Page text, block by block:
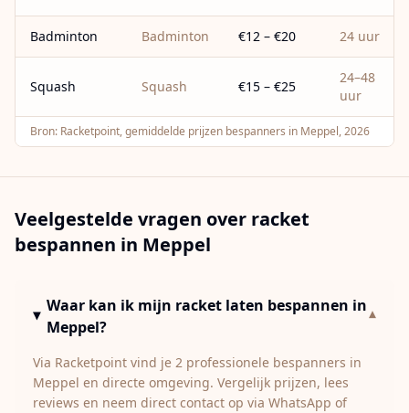
Badminton Badminton €12 – €20 24 uur
Squash Squash €15 – €25
24–48
uur
Bron: Racketpoint, gemiddelde prijzen bespanners in Meppel, 2026
Veelgestelde vragen over racket
bespannen in Meppel
Waar kan ik mijn racket laten bespannen in
Meppel?
▾
Via Racketpoint vind je 2 professionele bespanners in
Meppel en directe omgeving. Vergelijk prijzen, lees
reviews en neem direct contact op via WhatsApp of